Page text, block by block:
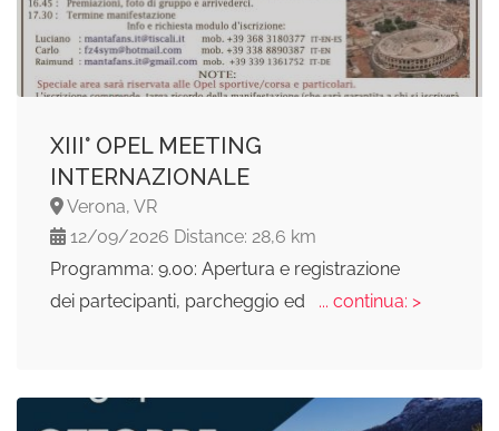
ХІII° OPEL MEETING
INTERNAZIONALE
Verona, VR
12/09/2026 Distance: 28,6 km
Programma: 9.00: Apertura e registrazione
dei partecipanti, parcheggio ed
... continua: >